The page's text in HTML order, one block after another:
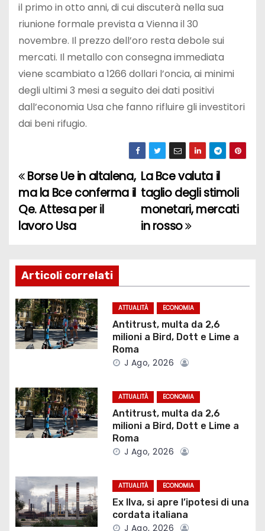
il primo in otto anni, di cui discuterà nella sua
riunione formale prevista a Vienna il 30
novembre. Il prezzo dell’oro resta debole sui
mercati. Il metallo con consegna immediata
viene scambiato a 1266 dollari l’oncia, ai minimi
degli ultimi 3 mesi a seguito dei dati positivi
dall’economia Usa che fanno rifluire gli investitori
dai beni rifugio.
N
a
v
g
a
z
i
n
e
r
t
La Bce valuta il
taglio degli stimoli
monetari, mercati
in rosso
Borse Ue in altalena,
ma la Bce conferma il
Qe. Attesa per il
lavoro Usa
Articoli correlati
ATTUALITÀ ECONOMIA
Antitrust, multa da 2,6
milioni a Bird, Dott e Lime a
Roma
J Ago, 2026
ATTUALITÀ ECONOMIA
Antitrust, multa da 2,6
milioni a Bird, Dott e Lime a
Roma
J Ago, 2026
ATTUALITÀ ECONOMIA
Ex Ilva, si apre l’ipotesi di una
cordata italiana
J Ago, 2026